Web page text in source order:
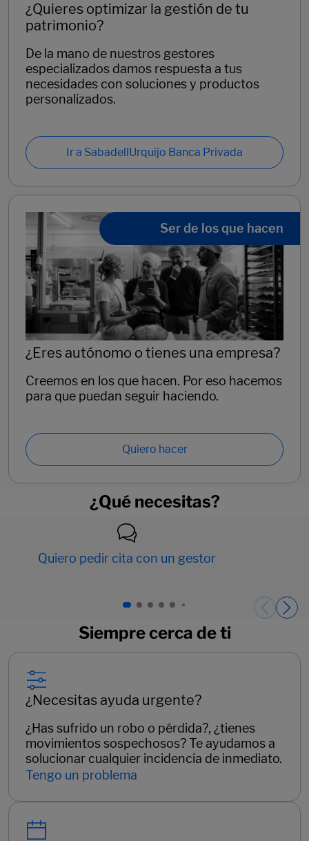
¿Quieres optimizar la gestión de tu
patrimonio?
De la mano de nuestros gestores
especializados damos respuesta a tus
necesidades con soluciones y productos
personalizados.
Ir a SabadellUrquijo Banca Privada
Ser de los que hacen
¿Eres autónomo o tienes una empresa?
Creemos en los que hacen. Por eso hacemos
para que puedan seguir haciendo.
Quiero hacer
¿Qué necesitas?
Quiero pedir cita con un gestor
Siempre cerca de ti
¿Necesitas ayuda urgente?
¿Has sufrido un robo o pérdida?, ¿tienes
movimientos sospechosos? Te ayudamos a
solucionar cualquier incidencia de inmediato.
Tengo un problema